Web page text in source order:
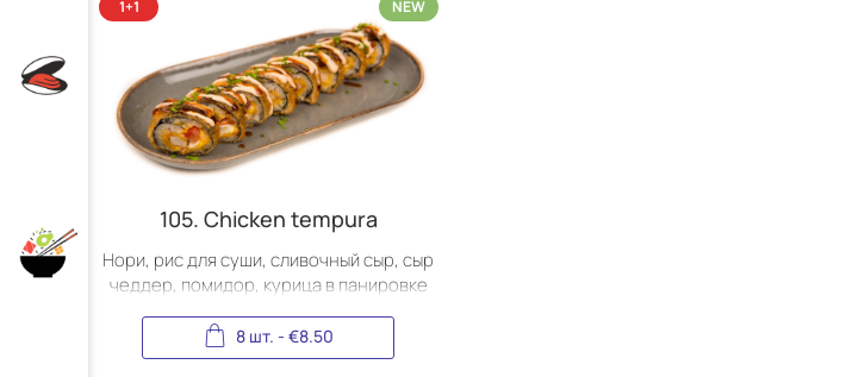
NEW
105. Chicken tempura
Нори, рис для суши, сливочный сыр, сыр
чеддер, помидор, курица в панировке
8 шт. - €8.50